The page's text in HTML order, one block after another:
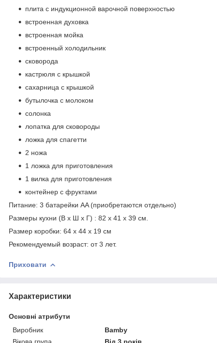
плита с индукционной варочной поверхностью
встроенная духовка
встроенная мойка
встроенный холодильник
сковорода
кастрюля с крышкой
сахарница с крышкой
бутылочка с молоком
солонка
лопатка для сковороды
ложка для спагетти
2 ножа
1 ложка для приготовления
1 вилка для приготовления
контейнер с фруктами
Питание: 3 батарейки AA (приобретаются отдельно)
Размеры кухни (В х Ш х Г) : 82 х 41 х 39 см.
Размер коробки: 64 х 44 х 19 см
Рекомендуемый возраст: от 3 лет.
Приховати
Характеристики
Основні атрибути
Виробник
Bamby
Вікова група
Від 3 років